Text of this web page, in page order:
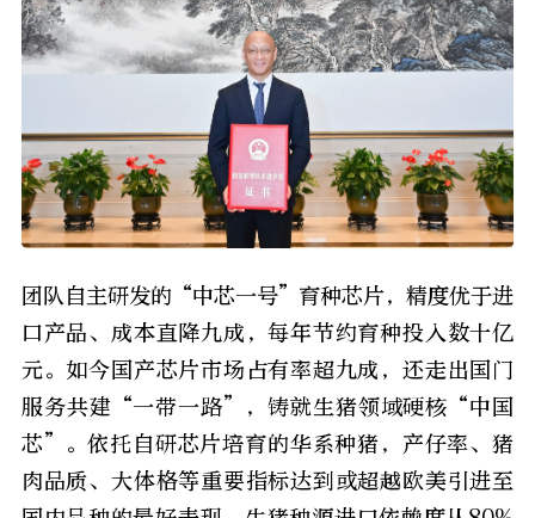
团队自主研发的“中芯一号”育种芯片，精度优于进
口产品、成本直降九成，每年节约育种投入数十亿
元。如今国产芯片市场占有率超九成，还走出国门
服务共建“一带一路”，铸就生猪领域硬核“中国
芯”。依托自研芯片培育的华系种猪，产仔率、猪
肉品质、大体格等重要指标达到或超越欧美引进至